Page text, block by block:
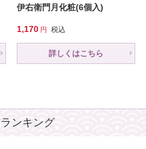
伊右衛門月化粧(6個入)
1,170 税込
詳しくはこちら
ンキング